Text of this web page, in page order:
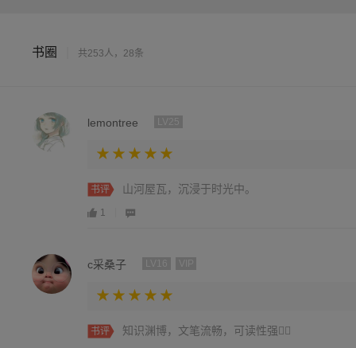
书圈 共253人，28条
lemontree
书评 山河屋瓦，沉浸于时光中。
1
c采桑子
书评 知识渊博，文笔流畅，可读性强👍🏻